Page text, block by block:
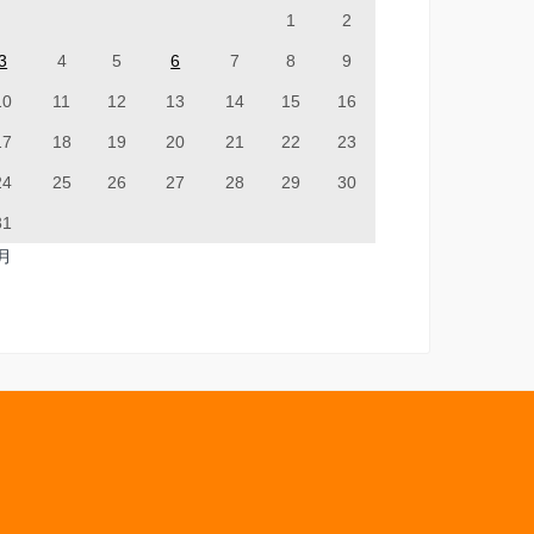
1 2
4 5 6 7 8 9
11 12 13 14 15 16
18 19 20 21 22 23
25 26 27 28 29 30